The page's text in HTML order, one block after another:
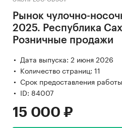
Рынок чулочно-
2025. Республика
Розничные продажи
Дата выпуска: 2 июня 2026
Количество страниц: 11
Срок предоставления
ID: 84007
15 000 ₽